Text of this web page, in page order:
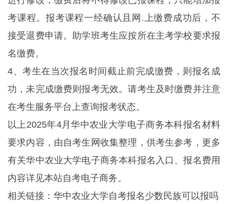
考课程。报考课程一经确认且网.上缴费成功后，不
接受退费申请。助学班考生应按所在主考学校要求报
名缴费。
4、考生在当次报名时间截止前完成缴费，则报名成
功，未完成缴费则报考无效。请考生及时缴费并注意
在考生服务平台上查询报考状态。
以上2025年4月华中农业大学电子商务本科报名材料
要求内容，由自考生网收集整理，供考生参考，更多
有关华中农业大学电子商务本科报名入口、报名费用
内容详见本站自考电子商务。
相关链接：华中农业大学自考报名少数民族可以报吗